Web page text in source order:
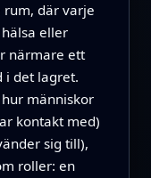
där varje
eller
närmare ett
i det lagret.
människor
kontakt med)
sig till),
roller: en